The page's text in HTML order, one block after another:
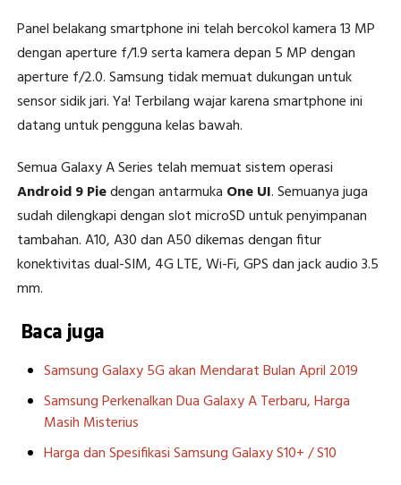
Panel belakang smartphone ini telah bercokol kamera 13 MP
dengan aperture f/1.9 serta kamera depan 5 MP dengan
aperture f/2.0. Samsung tidak memuat dukungan untuk
sensor sidik jari. Ya! Terbilang wajar karena smartphone ini
datang untuk pengguna kelas bawah.
Semua Galaxy A Series telah memuat sistem operasi
Android 9 Piedengan antarmuka One UI. Semuanya juga
sudah dilengkapi dengan slot microSD untuk penyimpanan
tambahan. A10, A30 dan A50 dikemas dengan fitur
konektivitas dual-SIM, 4G LTE, Wi-Fi, GPS dan jack audio 3.5
mm.
Baca juga
Samsung Galaxy 5G akan Mendarat Bulan April 2019
Samsung Perkenalkan Dua Galaxy A Terbaru, Harga
Masih Misterius
Harga dan Spesifikasi Samsung Galaxy S10+ / S10